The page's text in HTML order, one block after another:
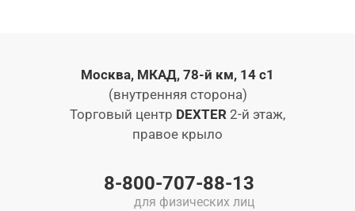
Москва, МКАД, 78-й км, 14 с1
(внутренняя сторона)
Торговый центр DEXTER 2-й этаж,
правое крыло
8-800-707-88-13
для физических лиц